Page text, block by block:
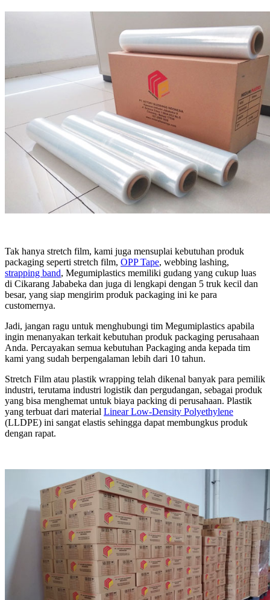
Tak hanya stretch film, kami juga mensuplai kebutuhan produk
packaging seperti stretch film, OPP Tape, webbing lashing,
strapping band, Megumiplastics memiliki gudang yang cukup luas
di Cikarang Jababeka dan juga di lengkapi dengan 5 truk kecil dan
besar, yang siap mengirim produk packaging ini ke para
customernya.
Jadi, jangan ragu untuk menghubungi tim Megumiplastics apabila
ingin menanyakan terkait kebutuhan produk packaging perusahaan
Anda. Percayakan semua kebutuhan Packaging anda kepada tim
kami yang sudah berpengalaman lebih dari 10 tahun.
Stretch Film atau plastik wrapping telah dikenal banyak para pemilik
industri, terutama industri logistik dan pergudangan, sebagai produk
yang bisa menghemat untuk biaya packing di perusahaan. Plastik
yang terbuat dari material Linear Low-Density Polyethylene
(LLDPE) ini sangat elastis sehingga dapat membungkus produk
dengan rapat.